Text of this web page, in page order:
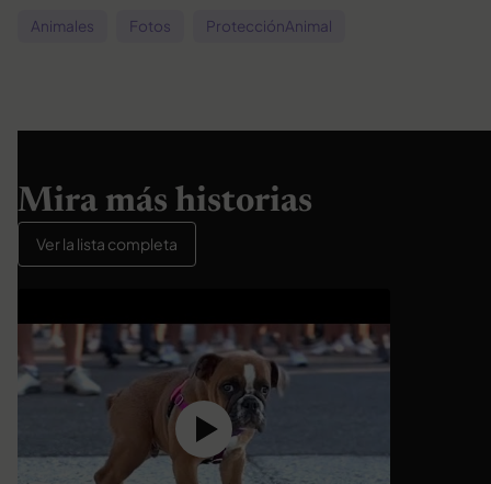
Animales Fotos ProtecciónAnimal
Mira más historias
Ver la lista completa